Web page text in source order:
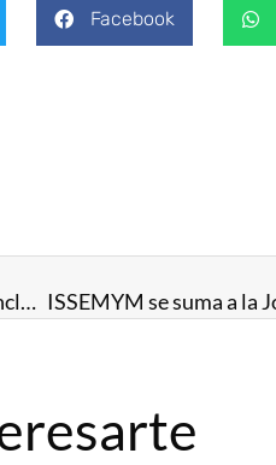
Facebook
Gobierno de Delfina Gómez Álvarez fomenta la inclusión laboral y el bienestar de las y los mexiquenses